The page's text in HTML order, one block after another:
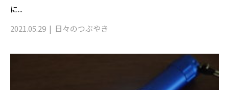
に...
2021.05.29
日々のつぶやき